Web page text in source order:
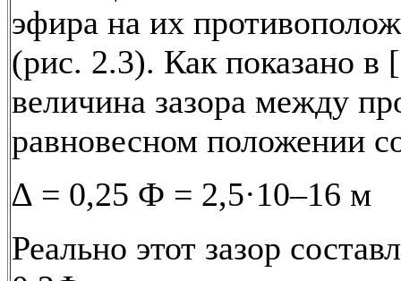
эфира на их
(рис. 2.3). Как показано в
величина зазора между
равновесном положении
∆ = 0,25 Ф = 2,5·10–16 м
Реально этот зазор